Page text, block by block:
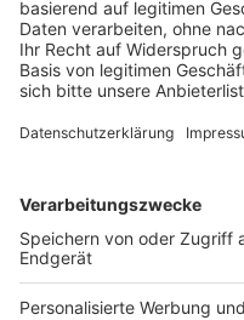
Nach ersten
bei Rot in eine
anderen Fahrzeug.
Einsatzkräfte auf
Donnerstagabend
sich ein weiterer Unfall